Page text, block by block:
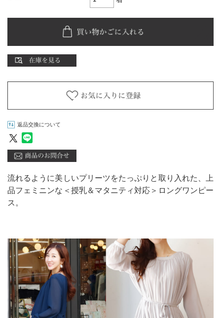
返品交換について
流れるように美しいプリーツをたっぷりと取り入れた、上
品フェミニンな＜授乳＆マタニティ対応＞ロングワンピー
ス。